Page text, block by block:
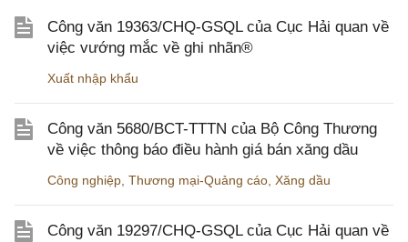
Công văn 19363/CHQ-GSQL của Cục Hải quan về
việc vướng mắc về ghi nhãn®
Xuất nhập khẩu
Công văn 5680/BCT-TTTN của Bộ Công Thương
về việc thông báo điều hành giá bán xăng dầu
Công nghiệp Thương mại-Quảng cáo Xăng dầu
Công văn 19297/CHQ-GSQL của Cục Hải quan về